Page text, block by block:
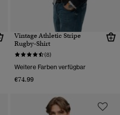
Vintage Athletic Stripe
Rugby-Shirt
(8)
Weitere Farben verfügbar
€74.99